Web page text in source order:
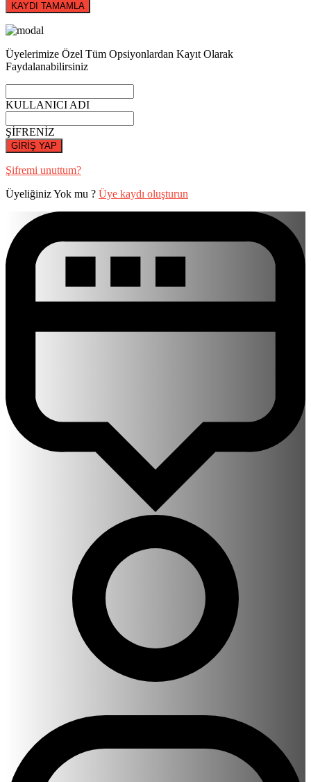
KAYDI TAMAMLA
Üyelerimize Özel Tüm Opsiyonlardan Kayıt Olarak
Faydalanabilirsiniz
KULLANICI ADI
ŞİFRENİZ
GİRİŞ YAP
Şifremi unuttum?
Üyeliğiniz Yok mu ? Üye kaydı oluşturun